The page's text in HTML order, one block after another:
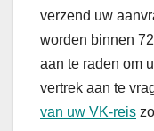
verzend uw
worden binnen
aan te raden om
vertrek aan te
van uw VK-reis